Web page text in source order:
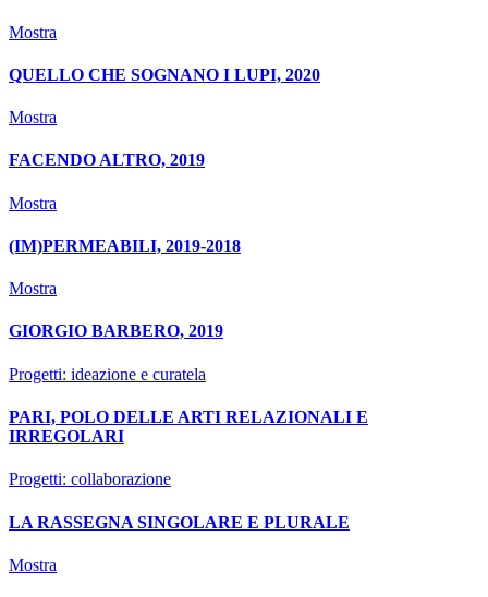
Mostra
QUELLO CHE SOGNANO I LUPI, 2020
Mostra
FACENDO ALTRO, 2019
Mostra
(IM)PERMEABILI, 2019-2018
Mostra
GIORGIO BARBERO, 2019
Progetti: ideazione e curatela
PARI, POLO DELLE ARTI RELAZIONALI E
IRREGOLARI
Progetti: collaborazione
LA RASSEGNA SINGOLARE E PLURALE
Mostra